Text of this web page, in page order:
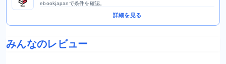
ebookjapanで条件を確認。
詳細を見る
みんなのレビュー